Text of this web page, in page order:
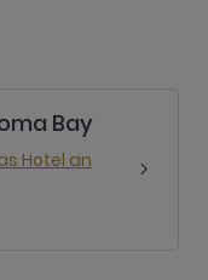
Bay
Hotel an